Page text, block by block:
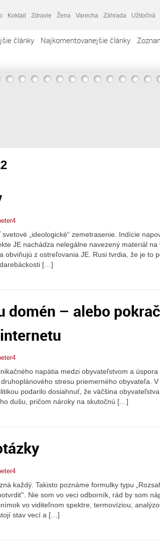
Koktail Zdravie Žena Varecha Záhrada Užitočná
články Najkomentovanejšie články
„ideologické“ zemetrasenie. Indície
JE nachádza nelegálne navezený materiál na
obviňujú z ostreľovania JE. Rusi tvrdia, že je to
[…]
domén – alebo
napätia medzi obyvateľstvom a úspora
stresu priemerného obyvateľa. V
podarilo dosiahnuť, že väčšina
dušu, pričom nároky na skutočnú […]
každý. Takisto poznáme formulky typu
Nie som vo veci odborník, rád by som
vo viditeľnom spektre, termovíziou,
stav vecí a […]